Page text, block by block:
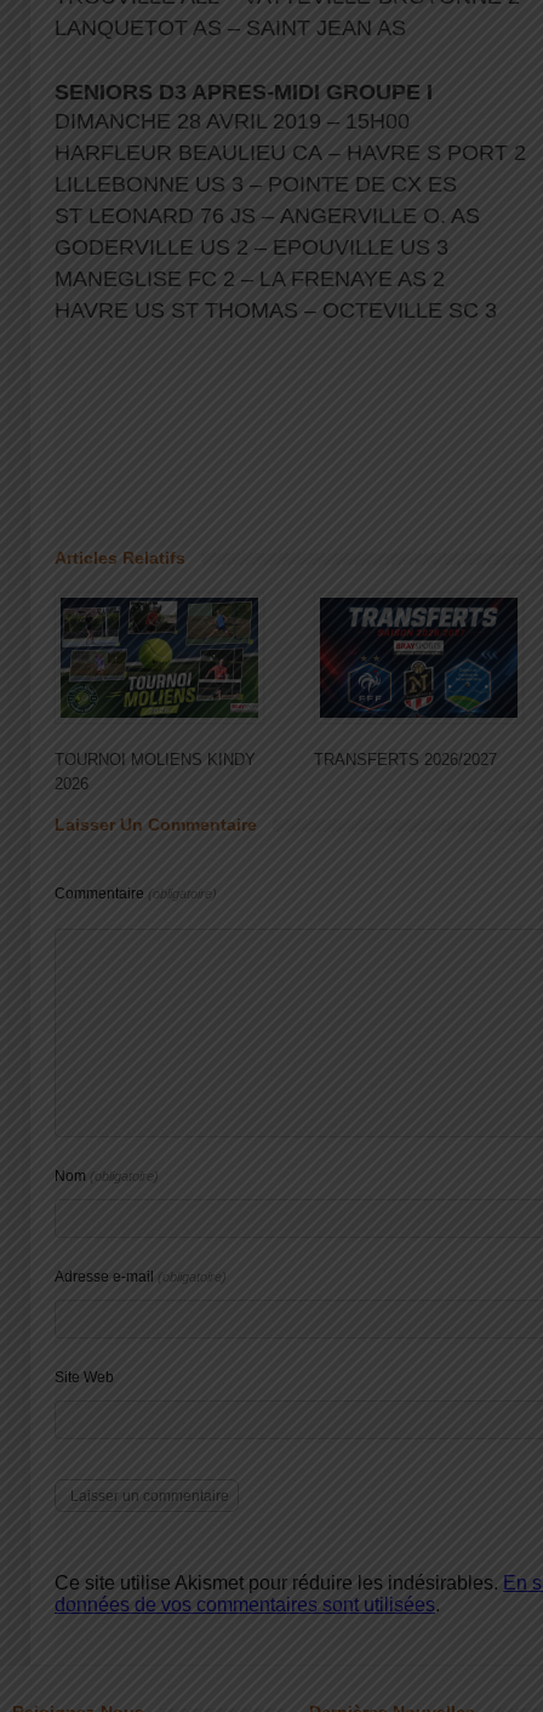
LANQUETOT AS – SAINT JEAN AS
SENIORS D3 APRES-MIDI GROUPE I
DIMANCHE 28 AVRIL 2019 – 15H00
HARFLEUR BEAULIEU CA – HAVRE S PORT 2
LILLEBONNE US 3 – POINTE DE CX ES
ST LEONARD 76 JS – ANGERVILLE O. AS
GODERVILLE US 2 – EPOUVILLE US 3
MANEGLISE FC 2 – LA FRENAYE AS 2
HAVRE US ST THOMAS – OCTEVILLE SC 3
Articles Relatifs
TOURNOI MOLIENS KINDY
2026
TRANSFERTS 2026/2027
Laisser Un Commentaire
Commentaire (obligatoire)
Nom (obligatoire)
Adresse e-mail (obligatoire)
Site Web
Ce site utilise Akismet pour réduire les indésirables. En
données de vos commentaires sont utilisées.